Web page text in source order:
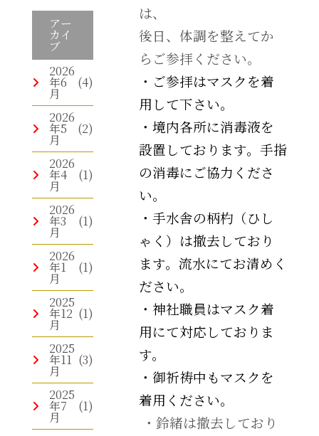
アー
カイ
ブ
2026
年6
月
(4)
2026
年5
月
(2)
2026
年4
月
(1)
2026
年3
月
(1)
2026
年1
月
(1)
2025
年12
月
(1)
2025
年11
月
(3)
2025
年7
月
(1)
は、
後日、体調を整えてか
らご参拝ください。
・ご参拝はマスクを着
用して下さい。
・境内各所に消毒液を
設置しております。手指
の消毒にご協力くださ
い。
・手水舎の柄杓（ひし
ゃく）は撤去しており
ます。流水にてお清めく
ださい。
・神社職員はマスク着
用にて対応しておりま
す。
・御祈祷中もマスクを
着用ください。
・鈴緒は撤去しており